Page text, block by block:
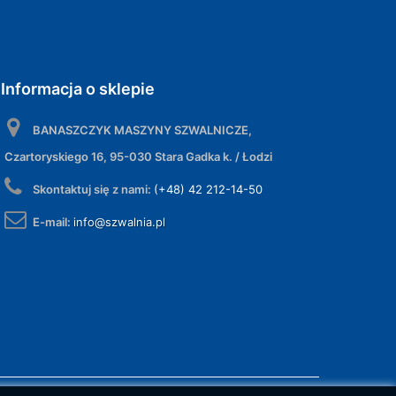
Informacja o sklepie
BANASZCZYK MASZYNY SZWALNICZE,
Czartoryskiego 16, 95-030 Stara Gadka k. / Łodzi
Skontaktuj się z nami: (+48) 42 212-14-50
E-mail: info@szwalnia.pl